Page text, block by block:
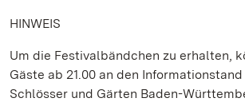
HINWEIS
Um die Festivalbändchen zu erhalten,
Gäste ab 21.00 an den
Schlösser und Gärten Baden-